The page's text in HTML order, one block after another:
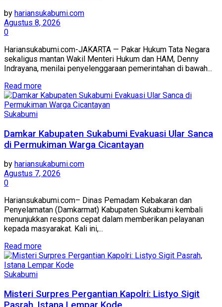
by hariansukabumi.com
Agustus 8, 2026
0
Hariansukabumi.com-JAKARTA — Pakar Hukum Tata Negara
sekaligus mantan Wakil Menteri Hukum dan HAM, Denny
Indrayana, menilai penyelenggaraan pemerintahan di bawah...
Read more
Sukabumi
Damkar Kabupaten Sukabumi Evakuasi Ular Sanca
di Permukiman Warga Cicantayan
by hariansukabumi.com
Agustus 7, 2026
0
Hariansukabumi.com– Dinas Pemadam Kebakaran dan
Penyelamatan (Damkarmat) Kabupaten Sukabumi kembali
menunjukkan respons cepat dalam memberikan pelayanan
kepada masyarakat. Kali ini,...
Read more
Sukabumi
Misteri Surpres Pergantian Kapolri: Listyo Sigit